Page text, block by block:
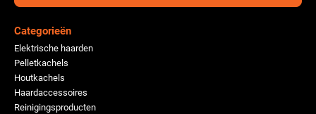
Categorieën
Elektrische haarden
Pelletkachels
Houtkachels
Haardaccessoires
Reinigingsproducten